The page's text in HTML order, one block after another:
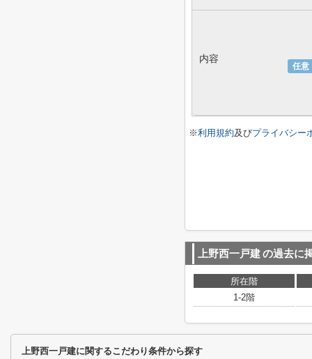
任意
内容
※利用規約及びプライバシー
上野西一戸建の過去に
所在階
1-2階
上野西一戸建に関するこだわり条件から探す